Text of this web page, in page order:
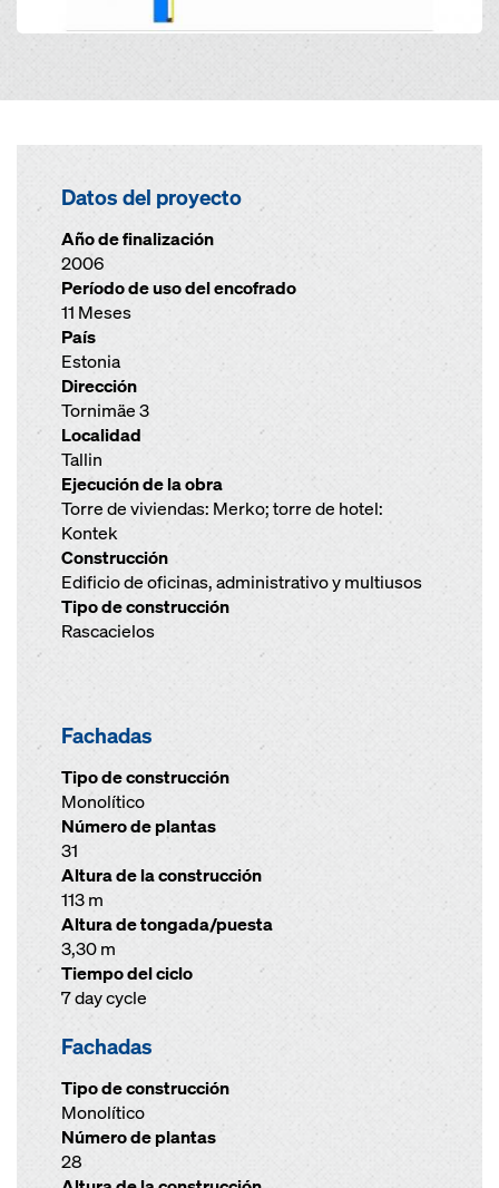
Datos del proyecto
Año de finalización
2006
Período de uso del encofrado
11 Meses
País
Estonia
Dirección
Tornimäe 3
Localidad
Tallin
Ejecución de la obra
Torre de viviendas: Merko; torre de hotel:
Kontek
Construcción
Edificio de oficinas, administrativo y multiusos
Tipo de construcción
Rascacielos
Fachadas
Tipo de construcción
Monolítico
Número de plantas
31
Altura de la construcción
113 m
Altura de tongada/puesta
3,30 m
Tiempo del ciclo
7 day cycle
Fachadas
Tipo de construcción
Monolítico
Número de plantas
28